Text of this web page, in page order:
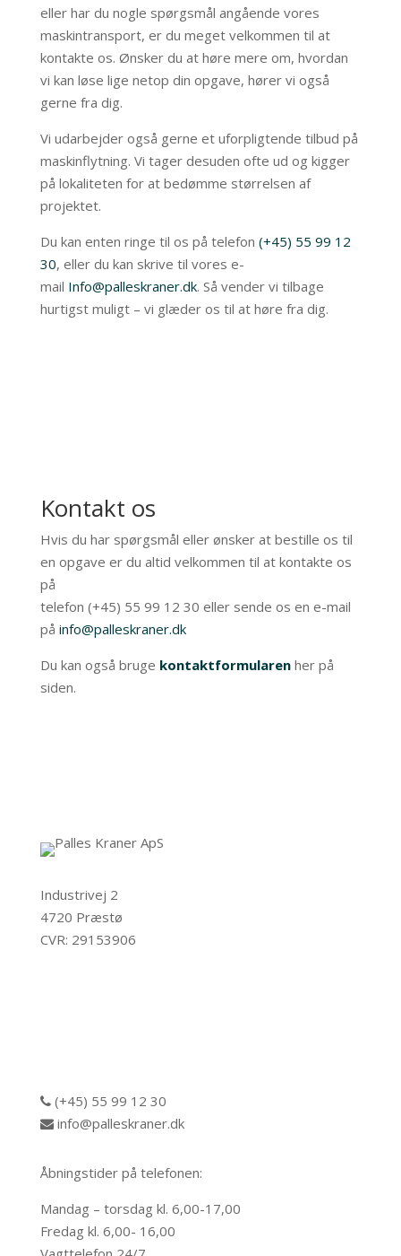
eller har du nogle spørgsmål angående vores
maskintransport, er du meget velkommen til at
kontakte os. Ønsker du at høre mere om, hvordan
vi kan løse lige netop din opgave, hører vi også
gerne fra dig.
Vi udarbejder også gerne et uforpligtende tilbud på
maskinflytning. Vi tager desuden ofte ud og kigger
på lokaliteten for at bedømme størrelsen af
projektet.
Du kan enten ringe til os på telefon (+45) 55 99 12
30, eller du kan skrive til vores e-
mail Info@palleskraner.dk. Så vender vi tilbage
hurtigst muligt – vi glæder os til at høre fra dig.
Kontakt os
Hvis du har spørgsmål eller ønsker at bestille os til
en opgave er du altid velkommen til at kontakte os
på
telefon (+45) 55 99 12 30 eller sende os en e-mail
på info@palleskraner.dk
Du kan også bruge kontaktformularenher på
siden.
Industrivej 2
4720 Præstø
CVR: 29153906
(+45) 55 99 12 30
info@palleskraner.dk
Åbningstider på telefonen:
Mandag – torsdag kl. 6,00-17,00
Fredag kl. 6,00- 16,00